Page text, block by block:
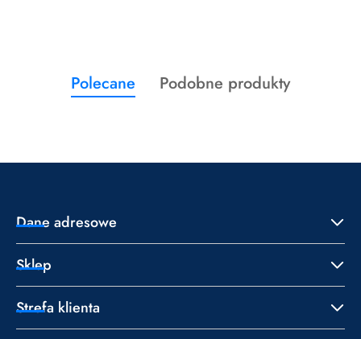
Pomiń karuzelę produktów
Produkty
o
Polecane
Produkty
Podobne produkty
Dane adresowe
Sklep
Strefa klienta